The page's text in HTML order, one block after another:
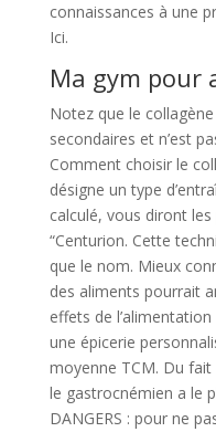
connaissances à une
Ici.
Ma gym pour
Notez que le
secondaires et n’est
Comment choisir le
désigne un type
calculé, vous diront
“Centurion. Cette
que le nom. Mieux
des aliments pourrait
effets de
une épicerie
moyenne TCM. Du
le gastrocnémien a le
DANGERS : pour ne